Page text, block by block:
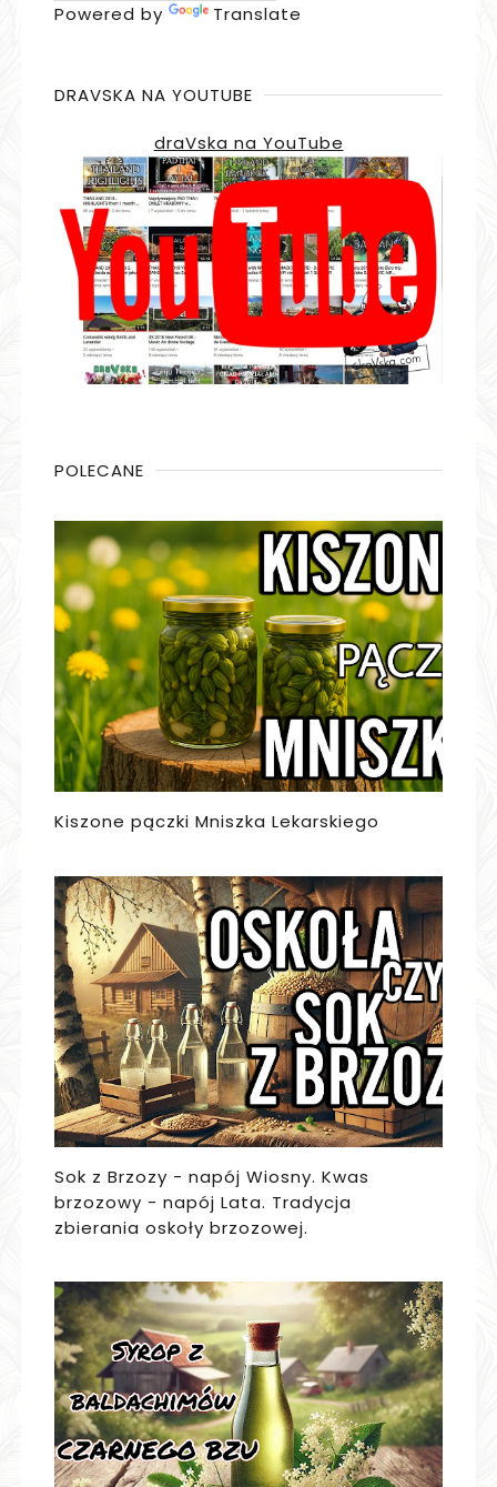
Powered by Translate
DRAVSKA NA YOUTUBE
draVska na YouTube
POLECANE
Kiszone pączki Mniszka Lekarskiego
Sok z Brzozy - napój Wiosny. Kwas
brzozowy - napój Lata. Tradycja
zbierania oskoły brzozowej.